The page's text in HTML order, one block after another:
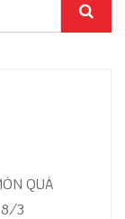
QUÀ
8/3